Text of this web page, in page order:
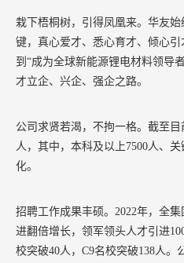
栽下梧桐树，引得凤凰来。华友
键，真心爱才、悉心育才、倾心
到 “成为全球新能源锂电材料领导
才立企、兴企、强企之路。
公司求贤若渴，不拘一格。截至
人，其中，本科及以上7500人、
化。
招聘工作成果丰硕。 2022年，全集
进翻倍增长，领军领头人才引进
校突破40人， C9名校突破138人。